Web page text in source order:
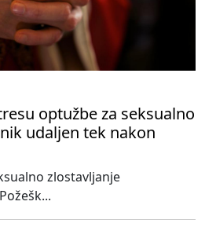
optužbe za seksualno
udaljen tek nakon
zlostavljanje